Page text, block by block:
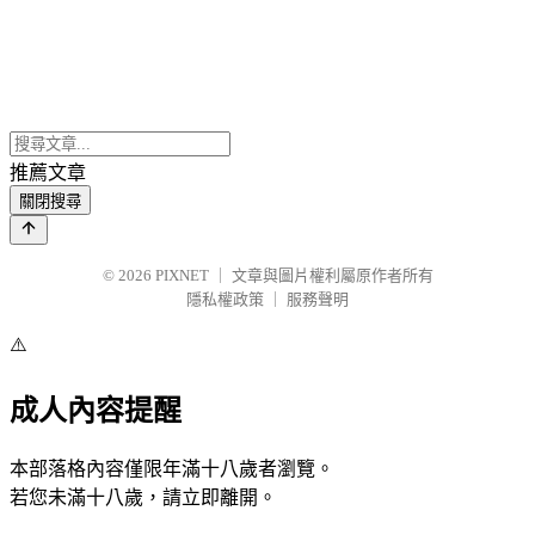
推薦文章
關閉搜尋
© 2026 PIXNET
文章與圖片權利屬原作者所有
隱私權政策
服務聲明
⚠️
成人內容提醒
本部落格內容僅限年滿十八歲者瀏覽。
若您未滿十八歲，請立即離開。